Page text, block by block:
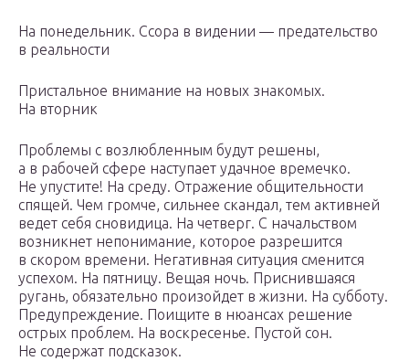
На понедельник. Ссора в видении — предательство
в реальности
Пристальное внимание на новых знакомых.
На вторник
Проблемы с возлюбленным будут решены,
а в рабочей сфере наступает удачное времечко.
Не упустите! На среду. Отражение общительности
спящей. Чем громче, сильнее скандал, тем активней
ведет себя сновидица. На четверг. С начальством
возникнет непонимание, которое разрешится
в скором времени. Негативная ситуация сменится
успехом. На пятницу. Вещая ночь. Приснившаяся
ругань, обязательно произойдет в жизни. На субботу.
Предупреждение. Поищите в нюансах решение
острых проблем. На воскресенье. Пустой сон.
Не содержат подсказок.